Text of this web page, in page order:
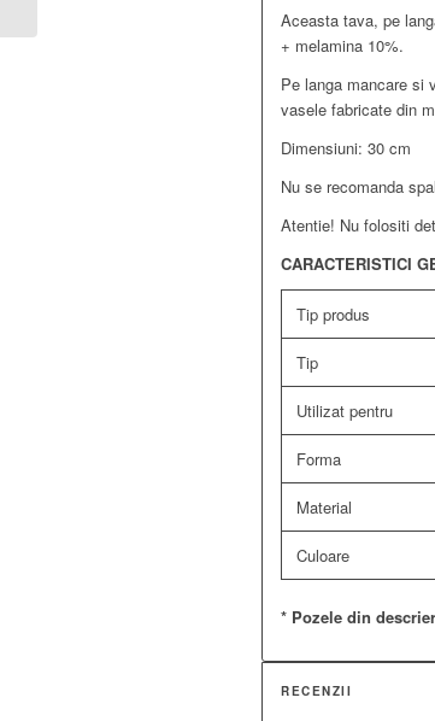
Aceasta tava, pe
+ melamina 10%.
Pe langa mancare si
vasele fabricate din
Dimensiuni: 30 cm
Nu se recomanda
Atentie! Nu folositi
CARACTERISTICI
Tip produs
Tip
Utilizat pentru
Forma
Material
Culoare
* Pozele din
RECENZII